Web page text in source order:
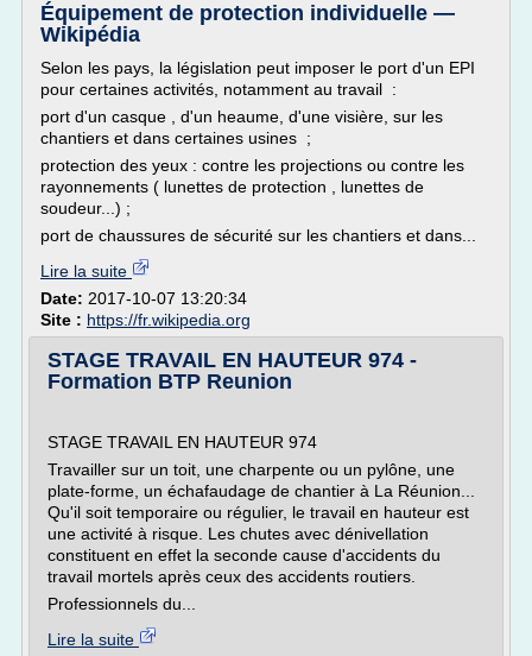
Équipement de protection individuelle —
Wikipédia
Selon les pays, la législation peut imposer le port d'un EPI
pour certaines activités, notamment au travail :
port d'un casque , d'un heaume, d'une visière, sur les
chantiers et dans certaines usines ;
protection des yeux : contre les projections ou contre les
rayonnements ( lunettes de protection , lunettes de
soudeur...) ;
port de chaussures de sécurité sur les chantiers et dans...
Lire la suite
Date: 2017-10-07 13:20:34
Site : https://fr.wikipedia.org
STAGE TRAVAIL EN HAUTEUR 974 -
Formation BTP Reunion
STAGE TRAVAIL EN HAUTEUR 974
Travailler sur un toit, une charpente ou un pylône, une
plate-forme, un échafaudage de chantier à La Réunion...
Qu'il soit temporaire ou régulier, le travail en hauteur est
une activité à risque. Les chutes avec dénivellation
constituent en effet la seconde cause d'accidents du
travail mortels après ceux des accidents routiers.
Professionnels du...
Lire la suite